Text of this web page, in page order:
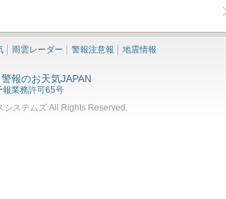
雨雲レーダー 警報注意報 地震情報
報のお天気JAPAN
報業務許可65号
システムズ All Rights Reserved.